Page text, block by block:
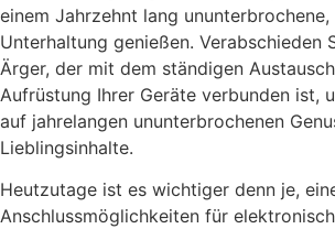
einem Jahrzehnt lang
Unterhaltung genießen. Verabschieden
Ärger, der mit dem ständigen
Aufrüstung Ihrer Geräte verbunden ist,
auf jahrelangen ununterbrochenen
Lieblingsinhalte.
Heutzutage ist es wichtiger denn je,
Anschlussmöglichkeiten für